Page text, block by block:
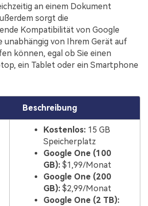
an einem Dokument
sorgt die
Kompatibilität von Google
unabhängig von Ihrem Gerät auf
können, egal ob Sie einen
ein Tablet oder ein Smartphone
Beschreibung
Kostenlos:15 GB
Speicherplatz
Google One (100
GB):$1,99/Monat
Google One (200
GB):$2,99/Monat
Google One (2 TB):